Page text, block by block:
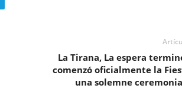
La Tirana, La espera
comenzó oficialmente la
una solemne